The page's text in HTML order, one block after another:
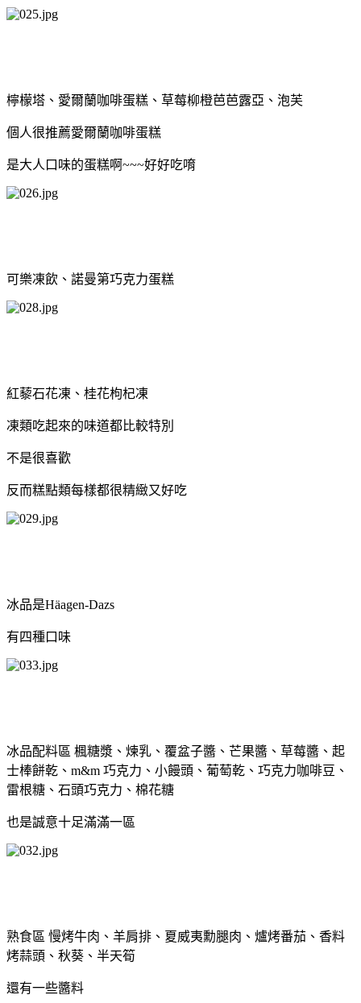
檸檬塔、愛爾蘭咖啡蛋糕、草莓柳橙芭芭露亞、泡芙
個人很推薦愛爾蘭咖啡蛋糕
是大人口味的蛋糕啊~~~好好吃唷
可樂凍飲、諾曼第巧克力蛋糕
紅藜石花凍、桂花枸杞凍
凍類吃起來的味道都比較特別
不是很喜歡
反而糕點類每樣都很精緻又好吃
冰品是Häagen-Dazs
有四種口味
冰品配料區 楓糖漿、煉乳、覆盆子醬、芒果醬、草莓醬、起
士棒餅乾、m&m 巧克力、小饅頭、葡萄乾、巧克力咖啡豆、
雷根糖、石頭巧克力、棉花糖
也是誠意十足滿滿一區
熟食區 慢烤牛肉、羊肩排、夏威夷勳腿肉、爐烤番茄、香料
烤蒜頭、秋葵、半天筍
還有一些醬料